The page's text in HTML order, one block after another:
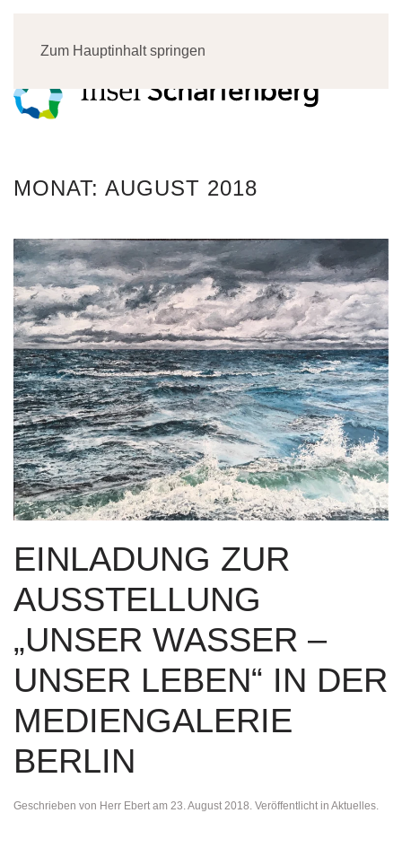
Zum Hauptinhalt springen
MONAT: AUGUST 2018
EINLADUNG ZUR
AUSSTELLUNG
„UNSER WASSER –
UNSER LEBEN“ IN DER
MEDIENGALERIE
BERLIN
Geschrieben von Herr Ebertam 23. August 2018. Veröffentlicht in Aktuelles.